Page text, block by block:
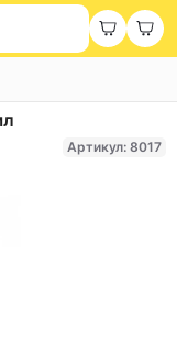
Артикул: 8017